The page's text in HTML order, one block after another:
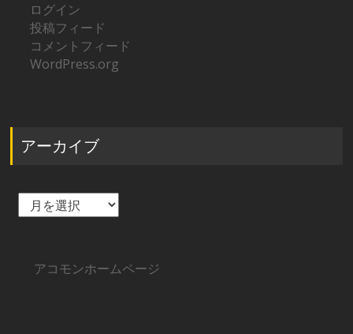
ログイン
投稿フィード
コメントフィード
WordPress.org
アーカイブ
ア
アコモンホームページ